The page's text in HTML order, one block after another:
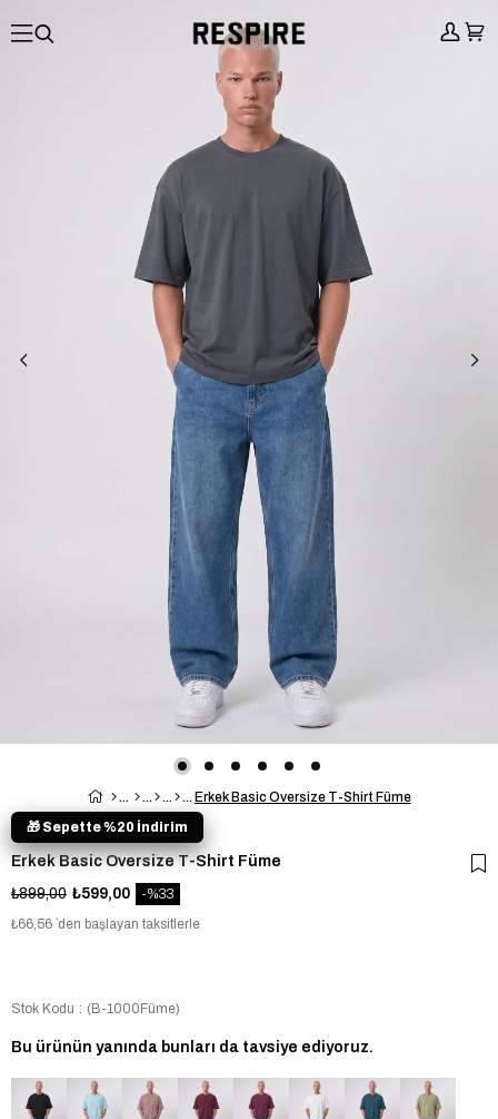
Erkek Basic Oversize T-Shirt Füme
Erkek Basic Oversize T-Shirt Füme
₺899,00 ₺599,00
33
₺66,56 `den başlayan taksitlerle
🎁 Sepette %20 İndirim
Stok Kodu (B-1000Füme)
Bu ürünün yanında bunları da tavsiye ediyoruz.